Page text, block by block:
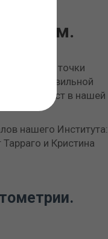
точки
правильной
мест в нашей
нашего Института:
и Кристина